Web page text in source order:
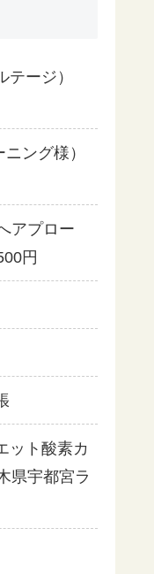
ージ）
ング様）
アプロー
円
ット酸素カ
県宇都宮ラ